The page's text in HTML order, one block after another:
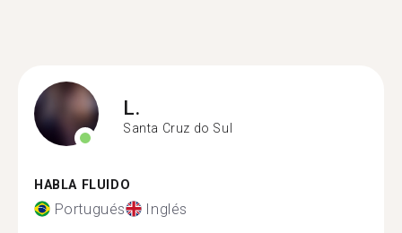
L.
Santa Cruz do Sul
HABLA FLUIDO
Portugués Inglés